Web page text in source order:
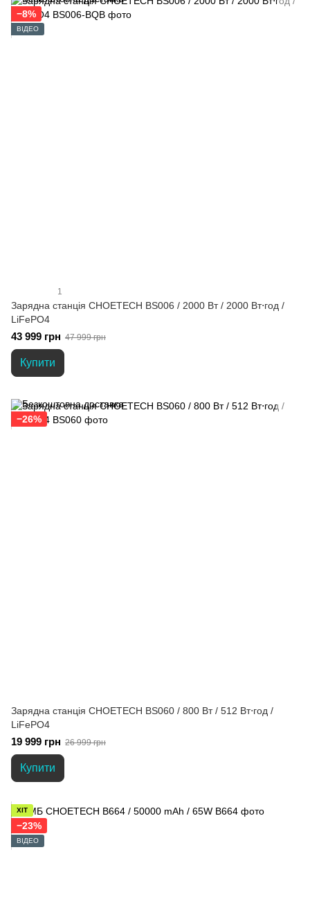
−8%
ВІДЕО
1
Зарядна станція CHOETECH BS006 / 2000 Вт / 2000 Вт⋅год /
LiFePO4
43 999 грн 47 999 грн
Купити
−26%
Зарядна станція CHOETECH BS060 / 800 Вт / 512 Вт⋅год /
LiFePO4
19 999 грн 26 999 грн
Купити
ХІТ
−23%
ВІДЕО